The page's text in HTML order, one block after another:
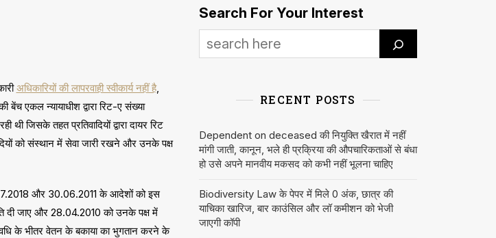
अधिकारियों की लापरवाही स्वीकार्य नहीं है,
एकल न्यायाधीश द्वारा रिट-ए संख्या
जिसके तहत प्रतिवादियों द्वारा दायर रिट
को संस्थान में सेवा जारी रखने और उनके पक्ष
23.07.2018 और 30.06.2011 के आदेशों को इस
दी जाए और 28.04.2010 को उनके पक्ष में
के भीतर वेतन के बकाया का भुगतान करने के
Search For Your Interest
RECENT POSTS
Dependent on deceased की नियुक्ति खैरात में नहीं
मांगी जाती, कानून, भले ही प्रक्रिया की औपचारिकताओं से बंधा
हो उसे अपने मानवीय मकसद को कभी नहीं भूलना चाहिए
Biodiversity Law के पेपर में मिले 0 अंक, छात्र की
याचिका खारिज, बार काउंसिल और लॉ कमीशन को भेजी
जाएगी कॉपी